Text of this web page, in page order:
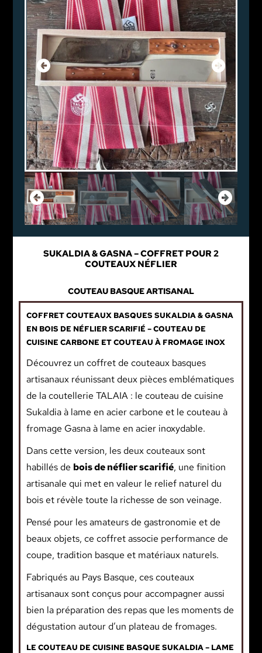
SUKALDIA & GASNA – COFFRET POUR 2
COUTEAUX NÉFLIER
COUTEAU BASQUE ARTISANAL
COFFRET COUTEAUX BASQUES SUKALDIA & GASNA
EN BOIS DE NÉFLIER SCARIFIÉ – COUTEAU DE
CUISINE CARBONE ET COUTEAU À FROMAGE INOX
Découvrez un coffret de couteaux basques
artisanaux réunissant deux pièces emblématiques
de la coutellerie TALAIA : le couteau de cuisine
Sukaldia à lame en acier carbone et le couteau à
fromage Gasna à lame en acier inoxydable.
Dans cette version, les deux couteaux sont
habillés de bois de néflier scarifié, une finition
artisanale qui met en valeur le relief naturel du
bois et révèle toute la richesse de son veinage.
Pensé pour les amateurs de gastronomie et de
beaux objets, ce coffret associe performance de
coupe, tradition basque et matériaux naturels.
Fabriqués au Pays Basque, ces couteaux
artisanaux sont conçus pour accompagner aussi
bien la préparation des repas que les moments de
dégustation autour d’un plateau de fromages.
LE COUTEAU DE CUISINE BASQUE SUKALDIA – LAME